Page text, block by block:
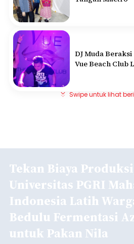
DJ Muda
Vue Beach Club
Swipe untuk lihat
Tekan Biaya
Universitas PGRI
Indonesia Latih
Bedulu Fermentasi
untuk Pakan Nila